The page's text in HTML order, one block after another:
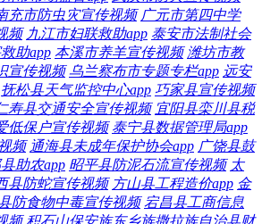
充市防虫灾宣传视频 广元市第四中学
频 九江市妇联救助app 泰安市法制社会
助app 本溪市养羊宣传视频 潍坊市教
宣传视频 乌兰察布市专题专栏app 远安
抚松县天气监控中心app 巧家县宣传视频
寿县交通安全宣传视频 宜阳县栾川县税
低保户宣传视频 泰宁县数据管理局app
频 通海县未成年保护协会app 广饶县鼓
助农app 昭平县防泥石流宣传视频 太
县防蛇宣传视频 方山县工程造价app 金
防食物中毒宣传视频 宕昌县工商信息
频 积石山保安族东乡族撒拉族自治县财